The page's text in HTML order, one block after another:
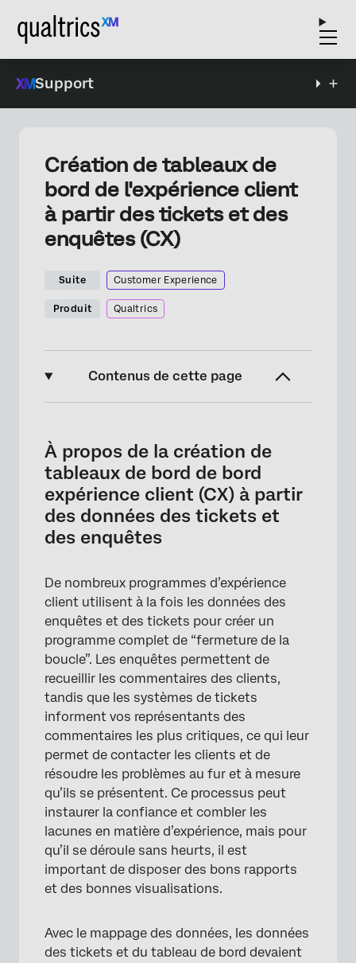
Support
Création de tableaux de
bord de l'expérience client
à partir des tickets et des
enquêtes (CX)
Suite Customer Experience
Produit Qualtrics
Contenus de cette page
données des tickets et des enquêtes
Création de Tickets dans les Enquêtes
Création d’un modèle de données
Création d’un tableau de bord
Modification de la source de données du
Tableau de bord
Migration des données de rapports de
tickets vers le modeleur de données
À propos de la création de
tableaux de bord de bord
expérience client (CX) à partir
des données des tickets et
des enquêtes
De nombreux programmes d’expérience
client utilisent à la fois les données des
enquêtes et des tickets pour créer un
programme complet de “fermeture de la
boucle”. Les enquêtes permettent de
recueillir les commentaires des clients,
tandis que les systèmes de tickets
informent vos représentants des
commentaires les plus critiques, ce qui leur
permet de contacter les clients et de
résoudre les problèmes au fur et à mesure
qu’ils se présentent. Ce processus peut
instaurer la confiance et combler les
lacunes en matière d’expérience, mais pour
qu’il se déroule sans heurts, il est
important de disposer des bons rapports
et des bonnes visualisations.
Avec le mappage des données, les données
des tickets et du tableau de bord devaient